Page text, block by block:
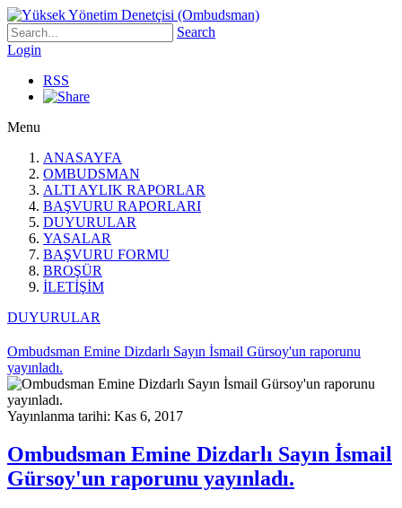
Search
Login
RSS
Menu
ANASAYFA
OMBUDSMAN
ALTI AYLIK RAPORLAR
BAŞVURU RAPORLARI
DUYURULAR
YASALAR
BAŞVURU FORMU
BROŞÜR
İLETİŞİM
DUYURULAR
Ombudsman Emine Dizdarlı Sayın İsmail Gürsoy'un raporunu
yayınladı.
Yayınlanma tarihi: Kas 6, 2017
Ombudsman Emine Dizdarlı Sayın İsmail
Gürsoy'un raporunu yayınladı.